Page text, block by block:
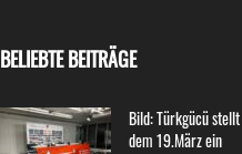
BELIEBTE BEITRÄGE
Bild: Türkgücü
dem 19.März ein